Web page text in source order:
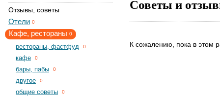
Отзывы, советы
Отели 0
Кафе, рестораны 0
рестораны, фастфуд 0
кафе 0
бары, пабы 0
другое 0
общие советы 0
Советы и
К сожалению, пока в этом